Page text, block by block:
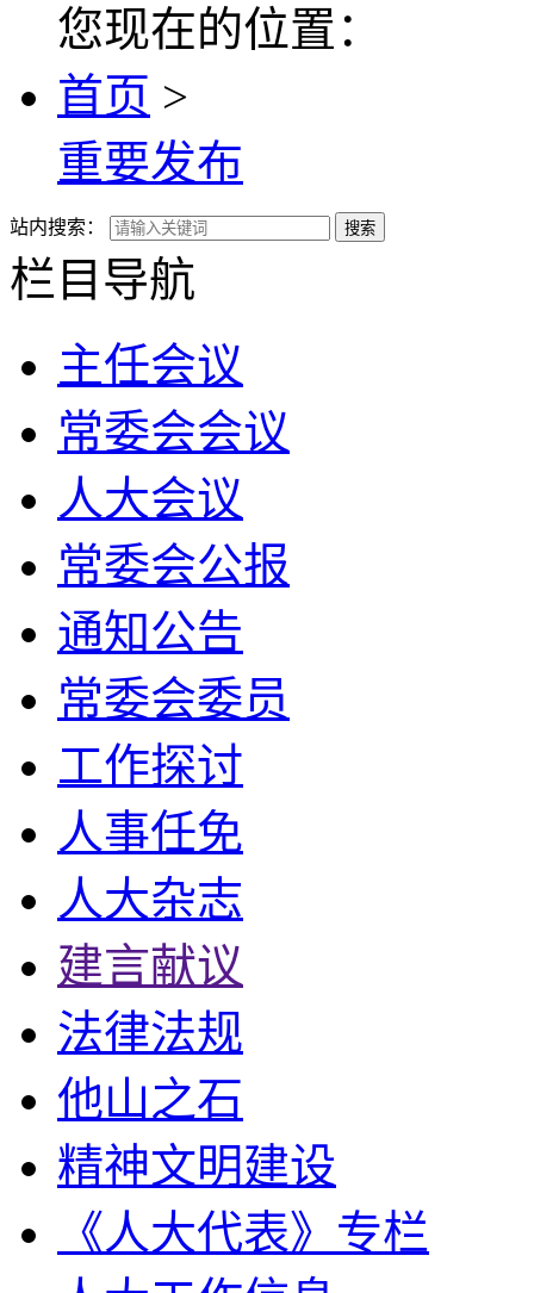
您现在的位置：
首页 >
重要发布
站内搜索： 搜索
栏目导航
主任会议
常委会会议
人大会议
常委会公报
通知公告
常委会委员
工作探讨
人事任免
人大杂志
建言献议
法律法规
他山之石
精神文明建设
《人大代表》专栏